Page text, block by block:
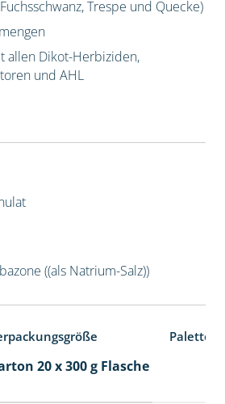
Trespe und Quecke)
allen Dikot-Herbiziden,
und AHL
((als Natrium-Salz))
20 x 300 g Flasche